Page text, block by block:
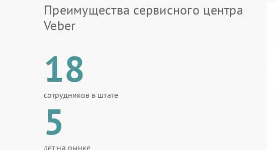
Преимущества сервисного центра
Veber
18
сотрудников в штате
5
лет на рынке